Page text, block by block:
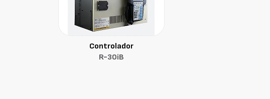
Controlador
R-30iB